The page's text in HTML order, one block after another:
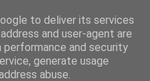
to deliver its services
and user-agent are
performance and security
generate usage
abuse.